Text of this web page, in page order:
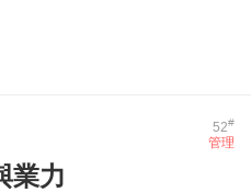
52#
管理
業力